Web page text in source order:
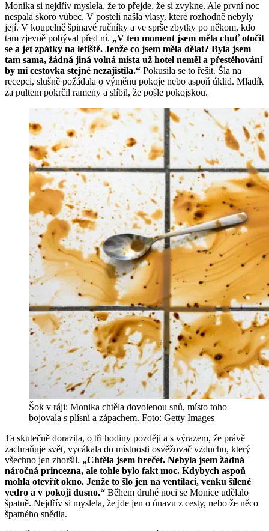
Monika si nejdřív myslela, že to přejde, že si zvykne. Ale první noc
nespala skoro vůbec. V posteli našla vlasy, které rozhodně nebyly
její. V koupelně špinavé ručníky a ve sprše zbytky po někom, kdo
tam zjevně pobýval před ní. „V ten moment jsem měla chuť otočit
se a jet zpátky na letiště. Jenže co jsem měla dělat? Byla jsem
tam sama, žádná jiná volná místa už hotel neměl a přestěhování
by mi cestovka stejně nezajistila.“ Pokusila se to řešit. Šla na
recepci, slušně požádala o výměnu pokoje nebo aspoň úklid. Mladík
za pultem pokrčil rameny a slíbil, že pošle pokojskou.
Šok v ráji: Monika chtěla dovolenou snů, místo toho
bojovala s plísní a zápachem. Foto: Getty Images
Ta skutečně dorazila, o tři hodiny později a s výrazem, že právě
zachraňuje svět, vycákala do místnosti osvěžovač vzduchu, který
všechno jen zhoršil. „Chtěla jsem brečet. Nebyla jsem žádná
náročná princezna, ale tohle bylo fakt moc. Kdybych aspoň
mohla otevřít okno. Jenže to šlo jen na ventilaci, venku šílené
vedro a v pokoji dusno.“ Během druhé noci se Monice udělalo
špatně. Nejdřív si myslela, že jde jen o únavu z cesty, nebo že něco
špatného snědla.